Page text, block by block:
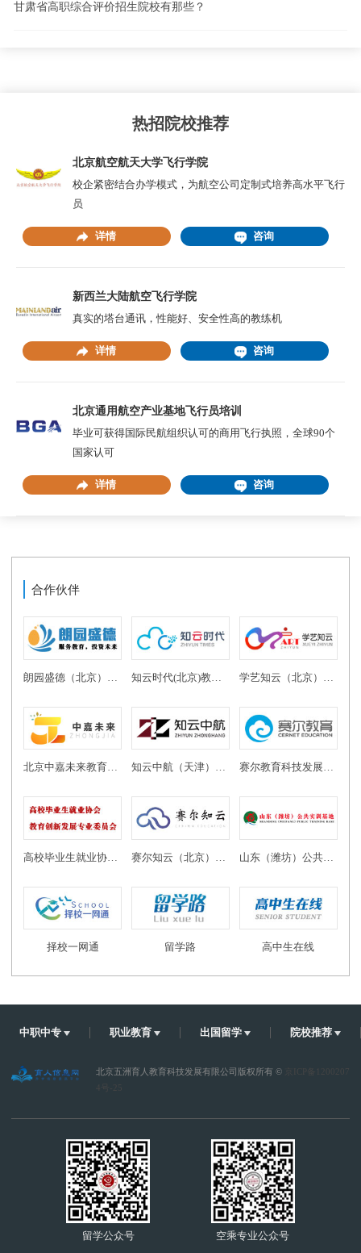
甘肃省高职综合评价招生院校有那些？
热招院校推荐
北京航空航天大学飞行学院
校企紧密结合办学模式，为航空公司定制式培养高水平飞行
员
详情 咨询
新西兰大陆航空飞行学院
真实的塔台通讯，性能好、安全性高的教练机
详情 咨询
北京通用航空产业基地飞行员培训
毕业可获得国际民航组织认可的商用飞行执照，全球90个
国家认可
详情 咨询
合作伙伴
北京中嘉未来教育科技有限公司 知云中航（天津）教育科技有限公司 赛尔教育科技发展有限公司
山东（潍坊）公共实训基地
择校一网通 留学路 高中生在线
中职中专 职业教育 出国留学 院校推荐
北京五洲育人教育科技发展有限公司版权所有 ©
京ICP备1200207
4号-25
空乘专业公众号
留学公众号